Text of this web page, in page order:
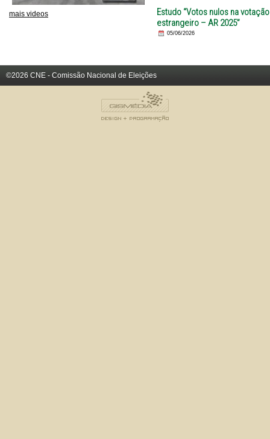
Estudo “Votos nulos na
estrangeiro – AR 2025”
05/06/2026
mais videos
©2026 CNE - Comissão Nacional de Eleições